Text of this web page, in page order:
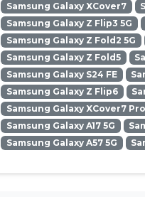
Samsung Galaxy XCover7
Samsung Galaxy Z Flip3 5G
Samsung Galaxy Z Fold2 5G
Samsung Galaxy Z Fold5
Samsung Galaxy S24 FE
Samsung Galaxy Z Flip6
Samsung Galaxy XCover7 Pro
Samsung Galaxy A17 5G
Samsung Galaxy A57 5G